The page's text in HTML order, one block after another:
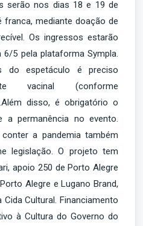
serão nos dias 18 e 19 de
franca, mediante doação de
Os ingressos estarão
5 pela plataforma Sympla.
do espetáculo é preciso
vacinal (conforme
disso, é obrigatório o
a permanência no evento.
a pandemia também
legislação. O projeto tem
apoio 250 de Porto Alegre
Alegre e Lugano Brand,
Cultural. Financiamento
à Cultura do Governo do